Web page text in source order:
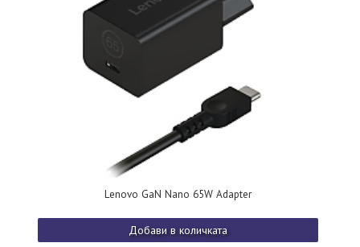
Lenovo GaN Nano 65W Adapter
Добави в количката